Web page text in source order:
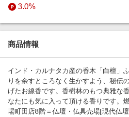
インテリア・寝具
ペット・花・DIY・車
金融・マネー・保険
デジタルコンテンツ
ビジネス・その他サービス
わくわく夏特集
とことん買い物チャレンジ
Apple公式サイト×楽天カード分割払い
Qoo10メガポ
Samsung ボーナスキャンペーン
週末の高還元 夏の長期版
3.0%
商品情報
インド・カルナタカ産の香木「白檀」
りを余すところなく生かすよう、秘伝
げたお線香です。香樹林のもつ典雅な
なたにも気に入って頂ける香りです。
場町田店8階＝仏壇・仏具売場[現代仏